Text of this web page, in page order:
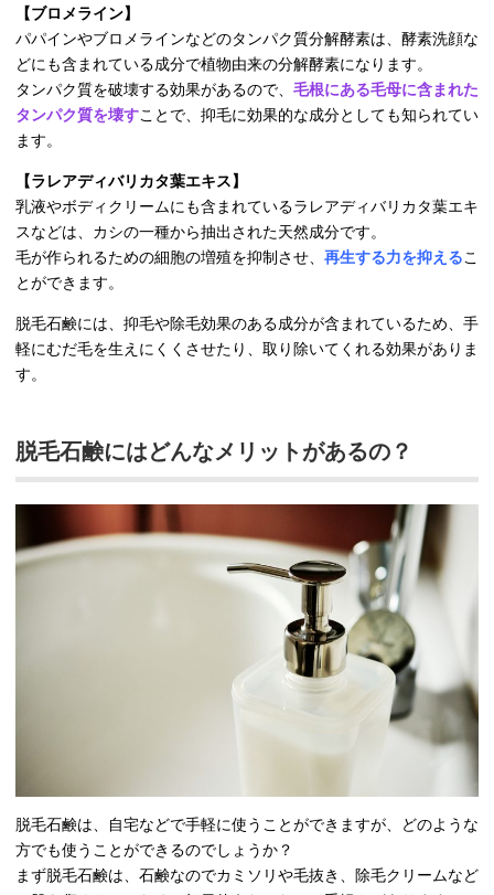
【ブロメライン】
パパインやブロメラインなどのタンパク質分解酵素は、酵素洗顔な
どにも含まれている成分で植物由来の分解酵素になります。
タンパク質を破壊する効果があるので、 毛根にある毛母に含まれた
タンパク質を壊すことで、抑毛に効果的な成分としても知られてい
ます。
【ラレアディバリカタ葉エキス】
乳液やボディクリームにも含まれているラレアディバリカタ葉エキ
スなどは、カシの一種から抽出された天然成分です。
毛が作られるための細胞の増殖を抑制させ、 再生する力を抑えるこ
とができます。
脱毛石鹸には、抑毛や除毛効果のある成分が含まれているため、手
軽にむだ毛を生えにくくさせたり、取り除いてくれる効果がありま
す。
脱毛石鹸にはどんなメリットがあるの？
脱毛石鹸は、自宅などで手軽に使うことができますが、どのような
方でも使うことができるのでしょうか？
まず脱毛石鹸は、石鹸なのでカミソリや毛抜き、除毛クリームなど